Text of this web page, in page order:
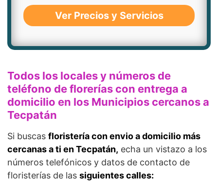
Ver Precios y Servicios
Todos los locales y números de
teléfono de florerías con entrega a
domicilio en los Municipios cercanos a
Tecpatán
Si buscas floristería con envio a domicilio más
cercanas a ti en Tecpatán, echa un vistazo a los
números telefónicos y datos de contacto de
floristerías de las siguientes calles: